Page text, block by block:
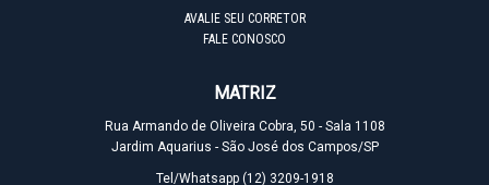
AVALIE SEU CORRETOR
FALE CONOSCO
MATRIZ
Rua Armando de Oliveira Cobra, 50 - Sala 1108
Jardim Aquarius - São José dos Campos/SP
Tel/Whatsapp (12) 3209-1918